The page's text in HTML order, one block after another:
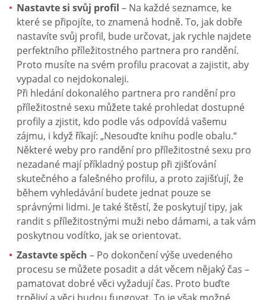
Nastavte si svůj profil – Na každé seznamce, ke
které se připojíte, to znamená hodně. To, jak dobře
nastavíte svůj profil, bude určovat, jak rychle najdete
perfektního příležitostného partnera pro randění.
Proto musíte na svém profilu pracovat a zajistit, aby
vypadal co nejdokonaleji.
Při hledání dokonalého partnera pro randění pro
příležitostné sexu můžete také prohledat dostupné
profily a zjistit, kdo podle vás odpovídá vašemu
zájmu, i když říkají: „Nesouďte knihu podle obalu.“
Některé weby pro randění pro příležitostné sexu pro
nezadané mají příkladný postup při zjišťování
skutečného a falešného profilu, a proto zajišťují, že
během vyhledávání budete jednat pouze se
správnými lidmi. Je také štěstí, že poskytují tipy, jak
randit s příležitostnými muži nebo dámami, a tak vám
poskytnou vodítko, jak se orientovat.
Zastavte spěch – Po dokončení výše uvedeného
procesu se můžete posadit a dát věcem nějaký čas –
pamatovat dobré věci vyžadují čas. Proto buďte